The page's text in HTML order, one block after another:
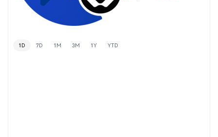
1D 7D 1M 3M 1Y YTD